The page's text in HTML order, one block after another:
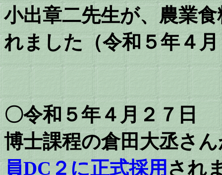
小出章二先生が、農業
れました（令和５年４
〇令和５年４月２７日
博士課程の倉田大丞さ
員DC２に正式採用され